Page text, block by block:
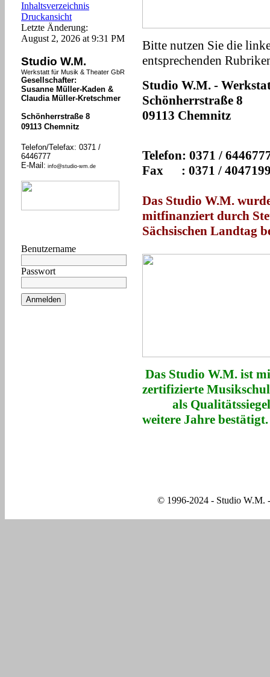
Inhaltsverzeichnis
Druckansicht
Letzte Änderung:
August 2, 2026 at 9:31 PM
Studio W.M.
Werkstatt für Musik & Theater GbR
Gesellschafter:
Susanne Müller-Kaden &
Claudia Müller-Kretschmer
Schönherrstraße 8
09113 Chemnitz
Telefon/Telefax: 0371 /
6446777
E-Mail: info@studio-wm.de
Benutzername
Passwort
Anmelden
Bitte nutzen Sie die
entsprechenden
Studio W.M. -
Schönherrstraße 8
09113 Chemnitz
Telefon: 0371 /
Fax : 0371 /
Das Studio W.M.
mitfinanziert durch
Sächsischen Landtag
Das Studio W.M. ist
zertifizierte
als Qualitätssiegel
weitere Jahre bestätigt.
© 1996-2024 - Studio W.M.